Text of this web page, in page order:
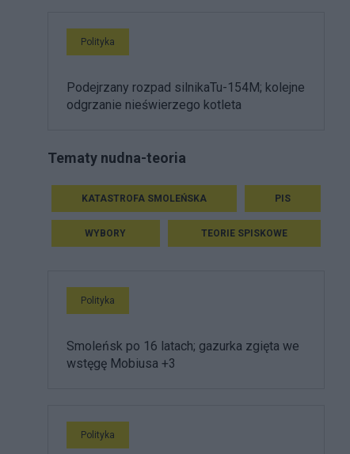
Polityka
Podejrzany rozpad silnikaTu-154M; kolejne
odgrzanie nieświerzego kotleta
Tematy nudna-teoria
KATASTROFA SMOLEŃSKA PIS
WYBORY TEORIE SPISKOWE
Polityka
Smoleńsk po 16 latach; gazurka zgięta we
wstęgę Mobiusa +3
Polityka